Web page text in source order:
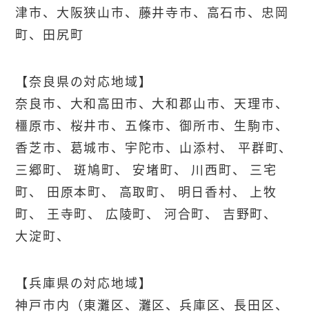
津市、大阪狭山市、藤井寺市、高石市、忠岡
町、田尻町
【奈良県の対応地域】
奈良市、大和高田市、大和郡山市、天理市、
橿原市、桜井市、五條市、御所市、生駒市、
香芝市、葛城市、宇陀市、山添村、 平群町、
三郷町、 斑鳩町、 安堵町、 川西町、 三宅
町、 田原本町、 高取町、 明日香村、 上牧
町、 王寺町、 広陵町、 河合町、 吉野町、
大淀町、
【兵庫県の対応地域】
神戸市内（東灘区、灘区、兵庫区、長田区、